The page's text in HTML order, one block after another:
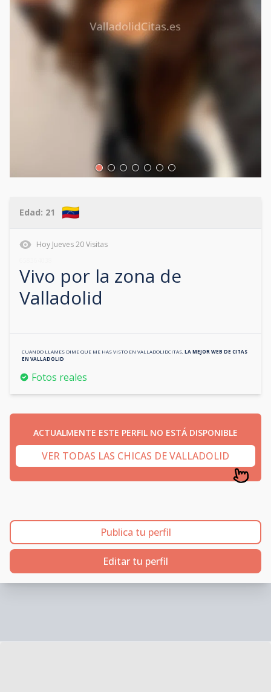
Edad: 21
Hoy Jueves20Visitas
Vivo por la zona de
Valladolid
CUANDO LLAMES DIME QUE ME HAS VISTO EN VALLADOLIDCITAS,LA MEJOR WEB DE CITAS
EN VALLADOLID
Fotos reales
ACTUALMENTE ESTE PERFIL NO ESTÁ DISPONIBLE
VER TODAS LAS CHICAS DE VALLADOLID
Publica tu perfil
Editar tu perfil